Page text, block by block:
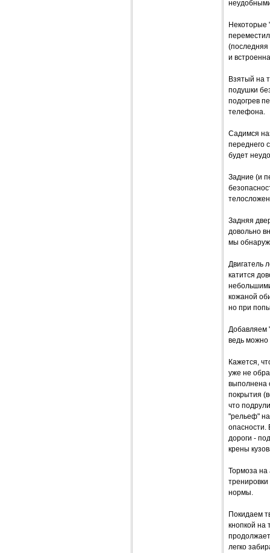
Некоторые
и
Взятый на
подушки
подогрев
телефона.
Садимся
переднего
будет
Задние (и
Задняя
довольно
мы
Двигатель
катится
кожаной
но при
Добавляем
ведь можно
Кажется,
уже не
выполнена
покрытия
что
"рельеф"
опасности.
дороги -
крены
Тормоза на
нормы.
Покидаем
кнопкой на
легко